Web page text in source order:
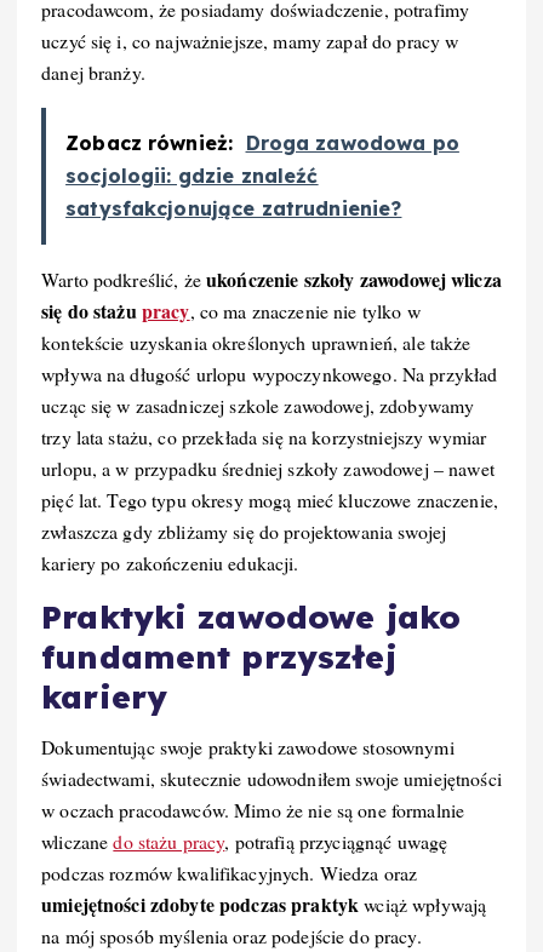
pracodawcom, że posiadamy doświadczenie, potrafimy
uczyć się i, co najważniejsze, mamy zapał do pracy w
danej branży.
Zobacz również: Droga zawodowa po
socjologii: gdzie znaleźć
satysfakcjonujące zatrudnienie?
Warto podkreślić, żeukończenie szkoły zawodowej wlicza
się do stażupracy, co ma znaczenie nie tylko w
kontekście uzyskania określonych uprawnień, ale także
wpływa na długość urlopu wypoczynkowego. Na przykład
ucząc się w zasadniczej szkole zawodowej, zdobywamy
trzy lata stażu, co przekłada się na korzystniejszy wymiar
urlopu, a w przypadku średniej szkoły zawodowej – nawet
pięć lat. Tego typu okresy mogą mieć kluczowe znaczenie,
zwłaszcza gdy zbliżamy się do projektowania swojej
kariery po zakończeniu edukacji.
Praktyki zawodowe jako
fundament przyszłej
kariery
Dokumentując swoje praktyki zawodowe stosownymi
świadectwami, skutecznie udowodniłem swoje umiejętności
w oczach pracodawców. Mimo że nie są one formalnie
wliczanedo stażu pracy, potrafią przyciągnąć uwagę
podczas rozmów kwalifikacyjnych. Wiedza oraz
umiejętności zdobyte podczas praktykwciąż wpływają
na mój sposób myślenia oraz podejście do pracy.